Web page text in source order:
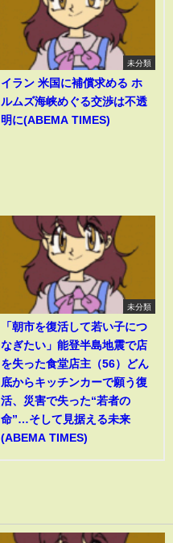
未分類
イラン 米国に補償求める ホ
ルムズ海峡めぐる交渉は不透
明に(ABEMA TIMES)
未分類
「朝市を復活して若い子につ
なぎたい」能登半島地震で店
を失った食堂店主（56）どん
底からキッチンカーで願う復
活、災害で失った“若者の
命”…そして見据える未来
(ABEMA TIMES)